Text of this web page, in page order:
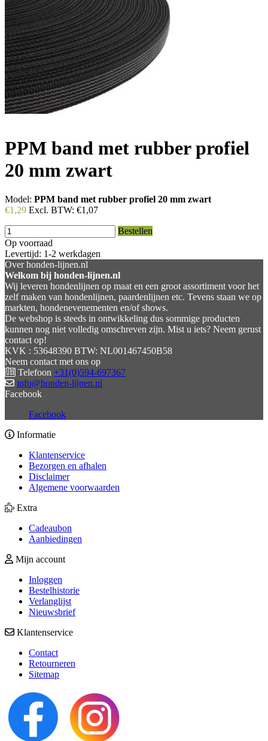
PPM band met rubber profiel
20 mm zwart
Model: PPM band met rubber profiel 20 mm zwart
€1,29 Excl. BTW: €1,07
Bestellen
Op voorraad
Levertijd: 1-2 werkdagen
Over honden-lijnen.nl
Welkom bij honden-lijnen.nl
Wij leveren hondenlijnen op maat en een groot assortiment voor het
zelf maken van hondenlijnen, paardenlijnen etc. Tevens staan we op
markten, hondenevenementen en/of shows.
De webshop is steeds in ontwikkeling dus sommige producten
kunnen nog niet volledig omschreven zijn. Mist u iets? Neem gerust
contact op!
KVK : 53648390 BTW: NL001467450B58
Neem contact met ons op
Telefoon +31(0)594-697367
info@honden-lijnen.nl
Facebook
Facebook
Informatie
Klantenservice
Bezorgen en afhalen
Disclaimer
Algemene voorwaarden
Extra
Cadeaubon
Aanbiedingen
Mijn account
Inloggen
Bestelhistorie
Verlanglijst
Nieuwsbrief
Klantenservice
Contact
Retourneren
Sitemap